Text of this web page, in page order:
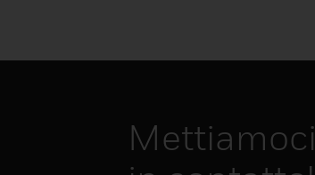
Mettiamoci